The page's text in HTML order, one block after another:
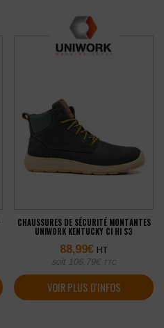
CHAUSSURES DE SÉCURITÉ MONTANTES
UNIWORK KENTUCKY CI HI S3
88,99€ HT
soit 106,79€ TTC
VOIR PLUS D'INFOS